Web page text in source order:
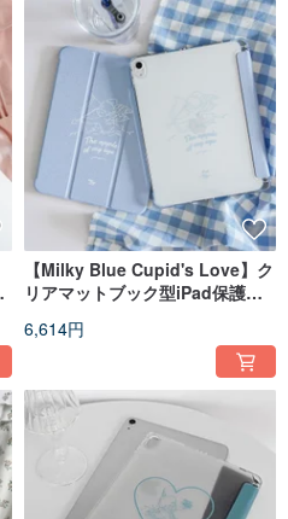
【Milky Blue Cupid's Love】ク
リアマットブック型iPad保護ケ
6,614円